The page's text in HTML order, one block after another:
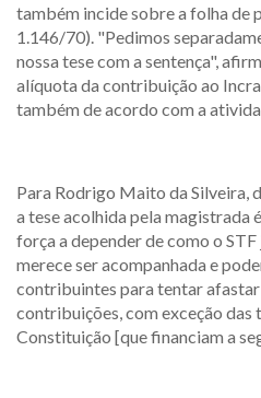
também incide sobre a folha de
1.146/70). "Pedimos
nossa tese com a sentença",
alíquota da contribuição ao
também de acordo com a
Para Rodrigo Maito da Silveira,
a tese acolhida pela magistrada
força a depender de como o
merece ser acompanhada e
contribuintes para tentar afastar
contribuições, com exceção
Constituição [que financiam a